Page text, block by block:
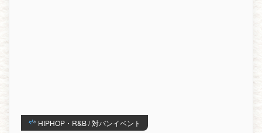
HIPHOP・R&B / 対バンイベント